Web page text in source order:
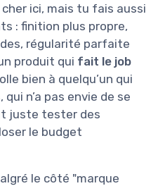
ici, mais tu fais aussi
: finition plus propre,
régularité parfaite
produit qui fait le job
bien à quelqu’un qui
n’a pas envie de se
juste tester des
le budget
le côté "marque